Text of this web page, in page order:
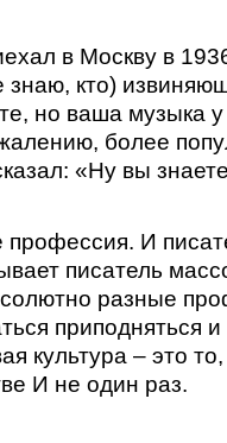
в Москву в
знаю, кто)
но ваша музыка
более
«Ну вы
профессия. И
писатель
разные
приподняться
культура – это
И не один раз.